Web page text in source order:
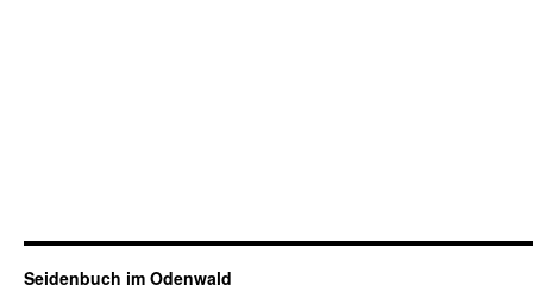
Seidenbuch im Odenwald